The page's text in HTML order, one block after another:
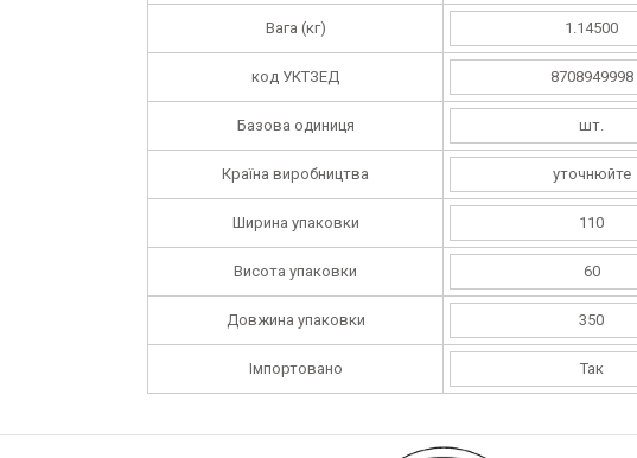
Вага (кг) 1.14500
код УКТЗЕД 8708949998
Базова одиниця шт.
Країна виробництва уточнюйте
Ширина упаковки 110
Висота упаковки 60
Довжина упаковки 350
Імпортовано Так